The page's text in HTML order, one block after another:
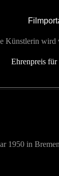
Künstlerin wird
Ehrenpreis
1950 in